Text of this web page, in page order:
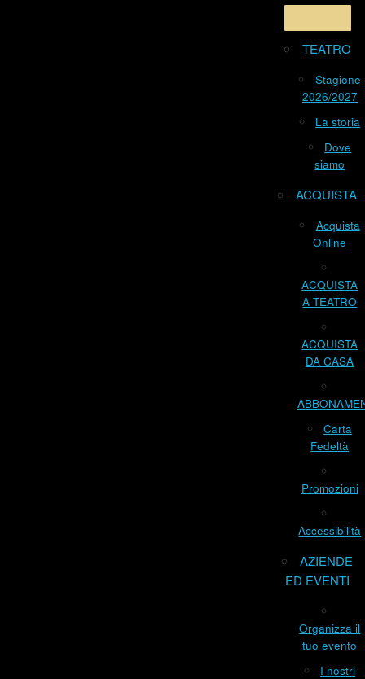
TEATRO
Stagione
2026/2027
La storia
Dove
siamo
ACQUISTA
Acquista
Online
ACQUISTA
A TEATRO
ACQUISTA
DA CASA
Carta
Fedeltà
Promozioni
Accessibilità
AZIENDE
ED EVENTI
Organizza il
tuo evento
I nostri